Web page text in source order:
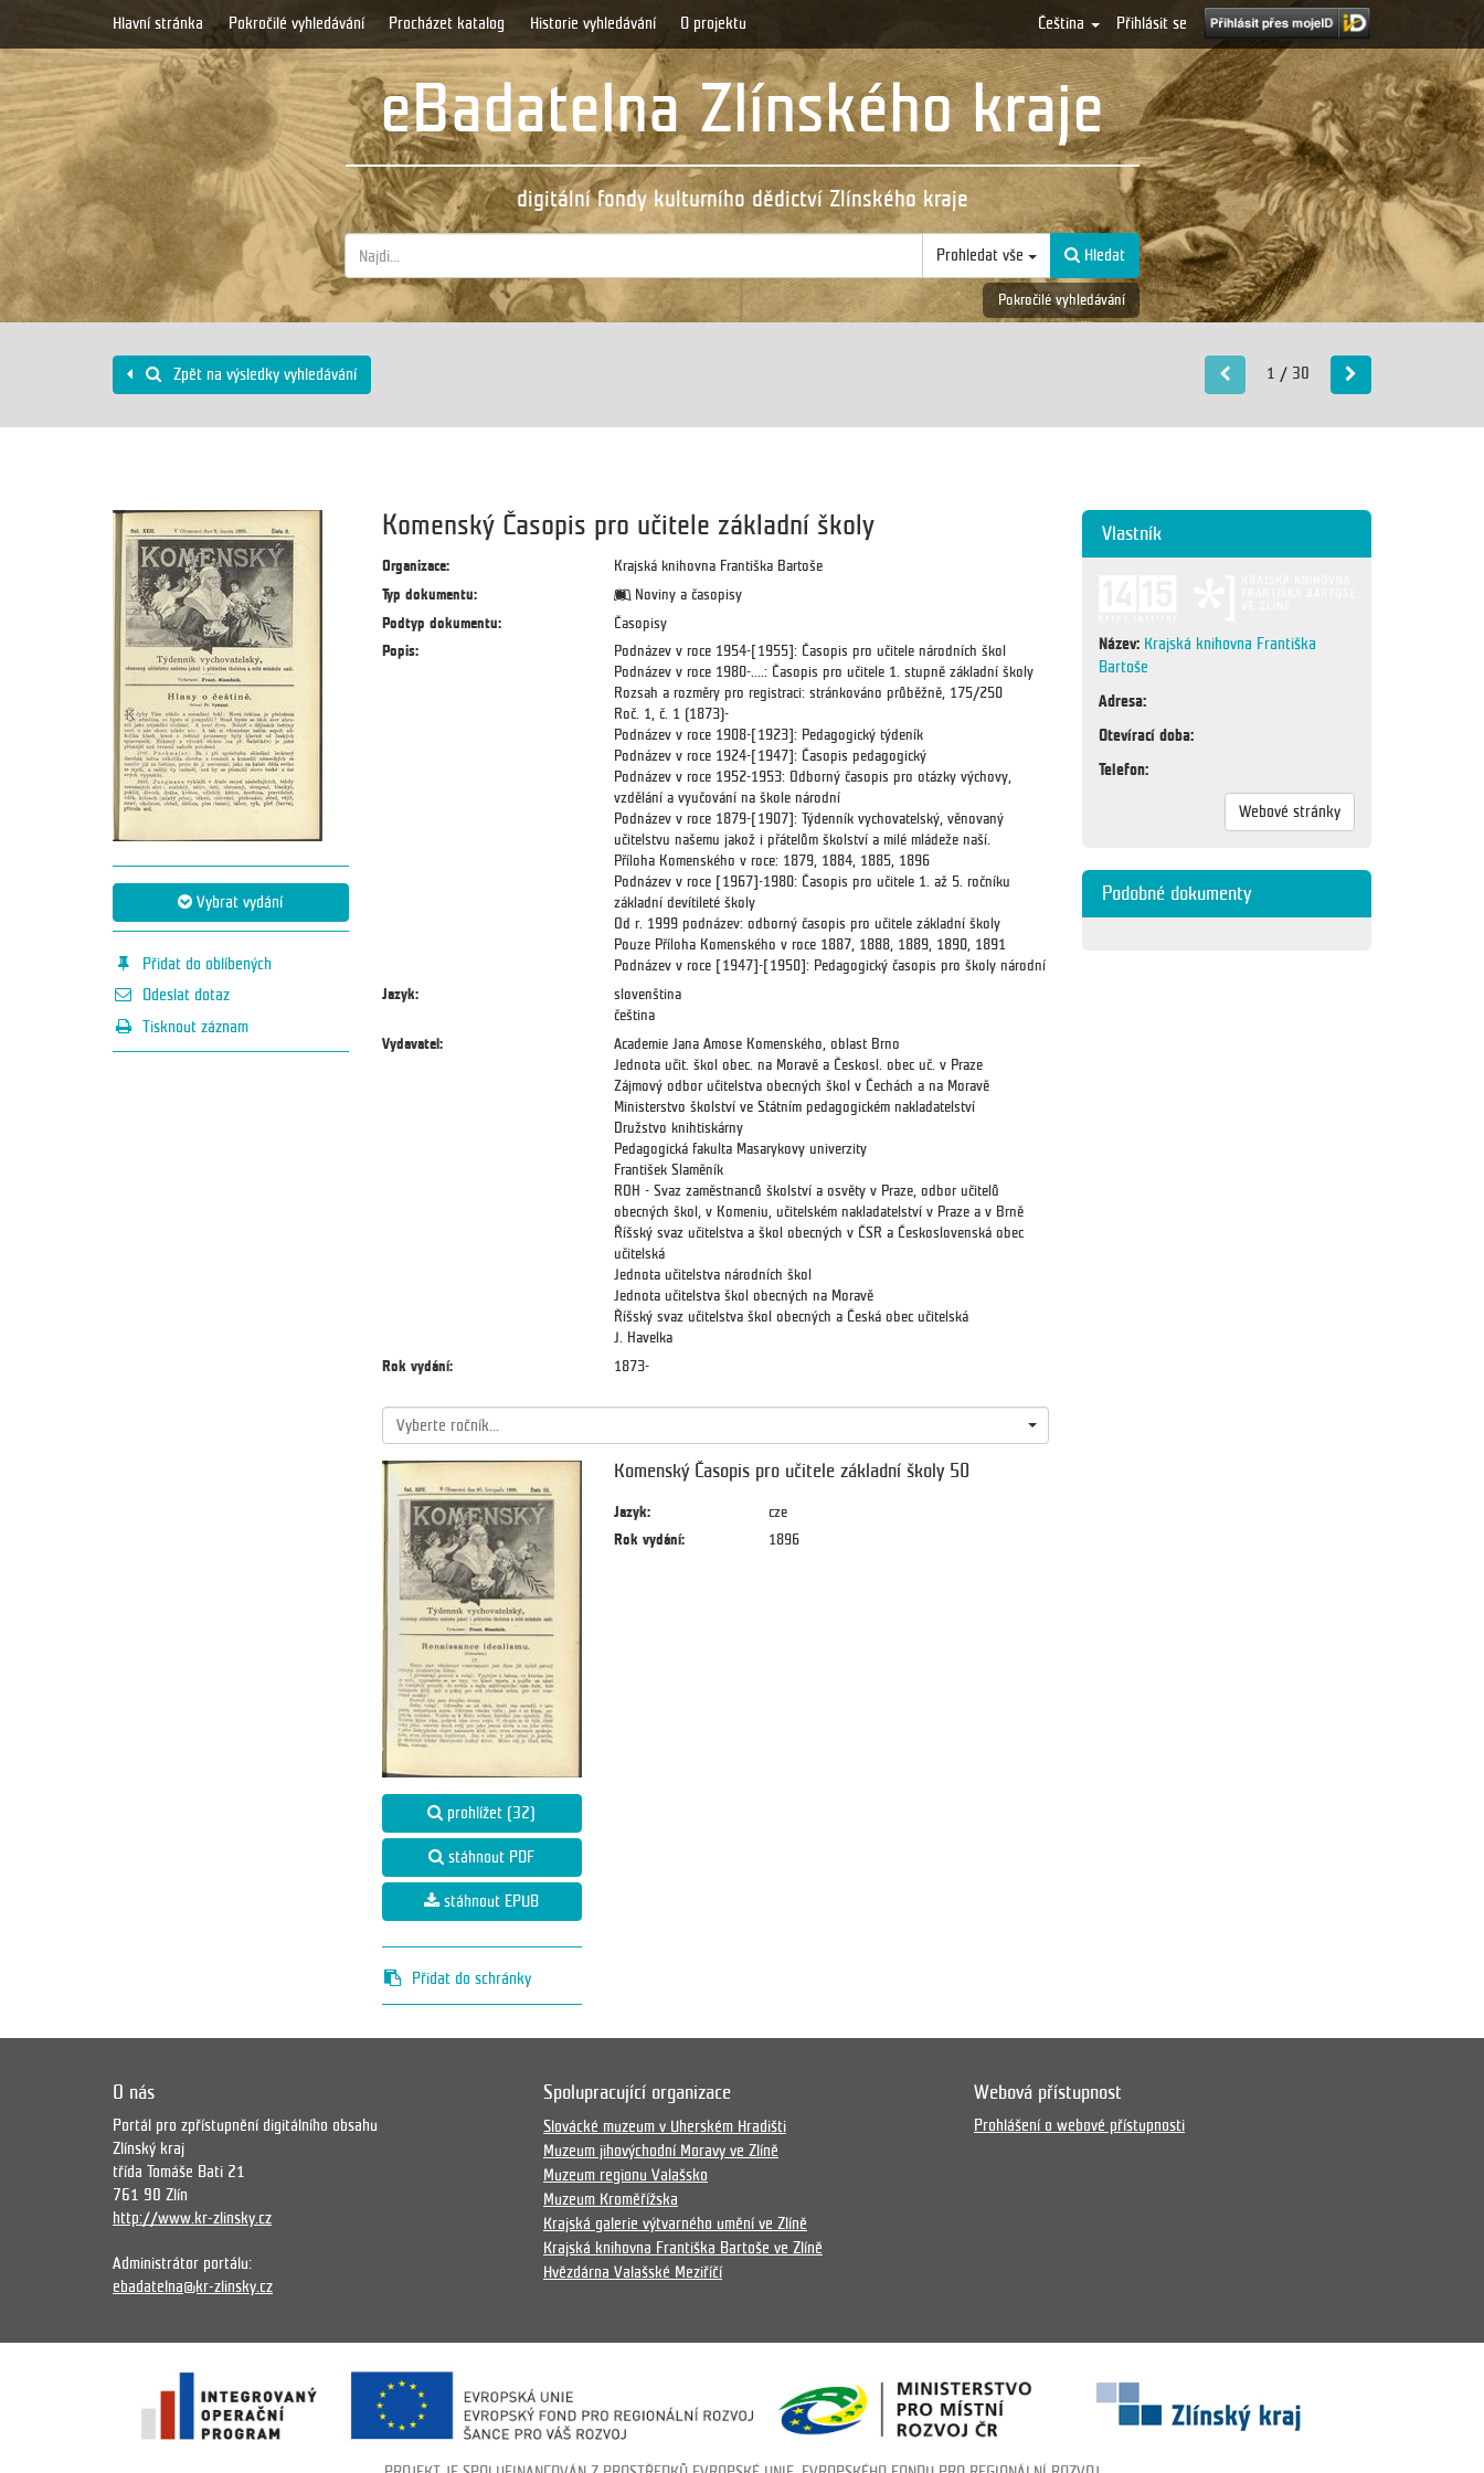
Hlavní stránka Pokročilé vyhledávání Procházet katalog Historie vyhledávání O projektu Čeština Přihlásit se
eBadatelna Zlínského kraje
digitální fondy kulturního dědictví Zlínského kraje
Prohledat vše Hledat
Pokročilé vyhledávání
Zpět na výsledky vyhledávání 1 / 30
Vybrat vydání
Přidat do oblíbených
Odeslat dotaz
Tisknout záznam
Komenský Časopis pro učitele základní školy
Organizace:
Krajská knihovna Františka Bartoše
Typ dokumentu:
Noviny a časopisy
Podtyp dokumentu:
Časopisy
Popis:
Podnázev v roce 1954-[1955]: Časopis pro učitele národních škol
Podnázev v roce 1980-....: Časopis pro učitele 1. stupně základní školy
Rozsah a rozměry pro registraci: stránkováno průběžně, 175/250
Roč. 1, č. 1 (1873)-
Podnázev v roce 1908-[1923]: Pedagogický týdeník
Podnázev v roce 1924-[1947]: Časopis pedagogický
Podnázev v roce 1952-1953: Odborný časopis pro otázky výchovy,
vzdělání a vyučování na škole národní
Podnázev v roce 1879-[1907]: Týdenník vychovatelský, věnovaný
učitelstvu našemu jakož i přátelům školství a milé mládeže naší.
Příloha Komenského v roce: 1879, 1884, 1885, 1896
Podnázev v roce [1967]-1980: Časopis pro učitele 1. až 5. ročníku
základní devítileté školy
Od r. 1999 podnázev: odborný časopis pro učitele základní školy
Pouze Příloha Komenského v roce 1887, 1888, 1889, 1890, 1891
Podnázev v roce [1947]-[1950]: Pedagogický časopis pro školy národní
Jazyk:
slovenština
čeština
Vydavatel:
Academie Jana Amose Komenského, oblast Brno
Jednota učit. škol obec. na Moravě a Českosl. obec uč. v Praze
Zájmový odbor učitelstva obecných škol v Čechách a na Moravě
Ministerstvo školství ve Státním pedagogickém nakladatelství
Družstvo knihtiskárny
Pedagogická fakulta Masarykovy univerzity
František Slaměník
ROH - Svaz zaměstnanců školství a osvěty v Praze, odbor učitelů
obecných škol, v Komeniu, učitelském nakladatelství v Praze a v Brně
Říšský svaz učitelstva a škol obecných v ČSR a Československá obec
učitelská
Jednota učitelstva národních škol
Jednota učitelstva škol obecných na Moravě
Říšský svaz učitelstva škol obecných a Česká obec učitelská
J. Havelka
Rok vydání:
1873-
Vyberte ročník...
prohlížet (32)
stáhnout PDF
stáhnout EPUB
Přidat do schránky
Komenský Časopis pro učitele základní školy 50
Jazyk:
cze
Rok vydání:
1896
Vlastník
Název: Krajská knihovna Františka
Bartoše
Adresa:
Otevírací doba:
Telefon:
Webové stránky
Podobné dokumenty
O nás
Portál pro zpřístupnění digitálního obsahu
Zlínský kraj
třída Tomáše Bati 21
761 90 Zlín
http://www.kr-zlinsky.cz
Administrátor portálu:
ebadatelna@kr-zlinsky.cz
Spolupracující organizace
Slovácké muzeum v Uherském Hradišti
Muzeum jihovýchodní Moravy ve Zlíně
Muzeum regionu Valašsko
Muzeum Kroměřížska
Krajská galerie výtvarného umění ve Zlíně
Krajská knihovna Františka Bartoše ve Zlíně
Hvězdárna Valašské Meziříčí
Webová přístupnost
Prohlášení o webové přístupnosti